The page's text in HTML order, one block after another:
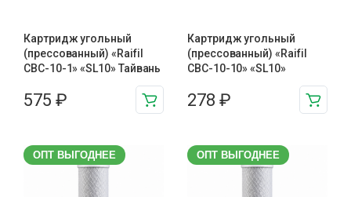
Картридж угольный
(прессованный) «Raifil
CBC-10-1» «SL10» Тайвань
575 ₽
Картридж угольный
(прессованный) «Raifil
CBC-10-10» «SL10»
278 ₽
ОПТ ВЫГОДНЕЕ ОПТ ВЫГОДНЕЕ